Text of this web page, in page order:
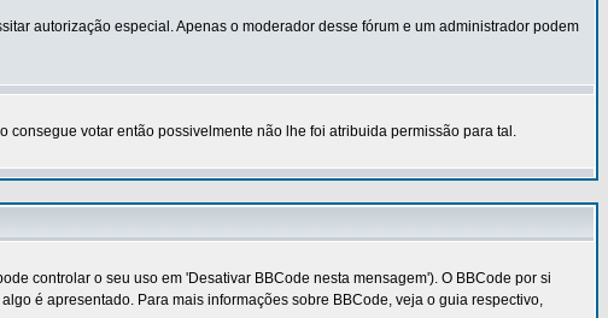
autorização especial. Apenas o moderador desse fórum e um administrador podem
votar então possivelmente não lhe foi atribuida permissão para tal.
controlar o seu uso em 'Desativar BBCode nesta mensagem'). O BBCode por si
é apresentado. Para mais informações sobre BBCode, veja o guia respectivo,